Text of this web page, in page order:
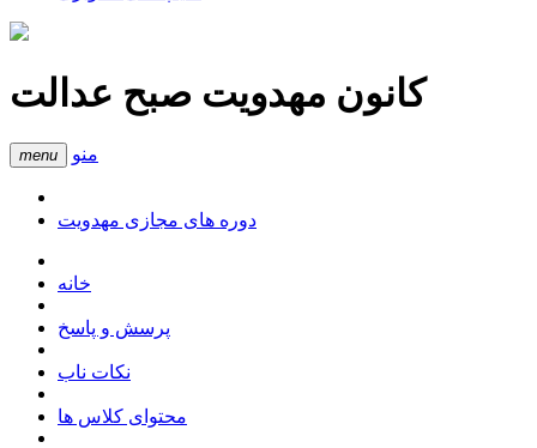
کانون مهدویت صبح عدالت
menu منو
دوره های مجازی مهدویت
خانه
پرسش و پاسخ
نکات ناب
محتوای کلاس ها